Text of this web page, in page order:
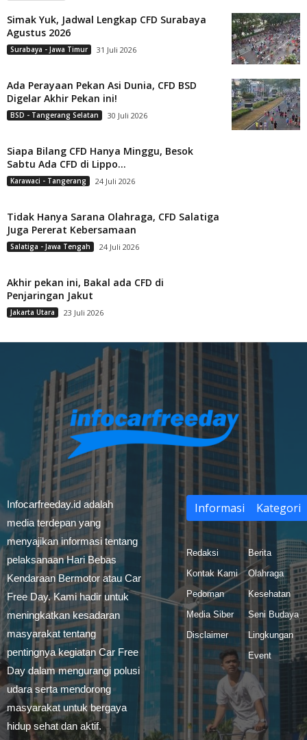
Simak Yuk, Jadwal Lengkap CFD Surabaya
Agustus 2026
Surabaya - Jawa Timur 31 Juli 2026
Ada Perayaan Pekan Asi Dunia, CFD BSD
Digelar Akhir Pekan ini!
BSD - Tangerang Selatan 30 Juli 2026
Siapa Bilang CFD Hanya Minggu, Besok
Sabtu Ada CFD di Lippo...
Karawaci - Tangerang 24 Juli 2026
Tidak Hanya Sarana Olahraga, CFD Salatiga
Juga Pererat Kebersamaan
Salatiga - Jawa Tengah 24 Juli 2026
Akhir pekan ini, Bakal ada CFD di
Penjaringan Jakut
Jakarta Utara 23 Juli 2026
Infocarfreeday.id adalah
media terdepan yang
menyajikan informasi tentang
pelaksanaan Hari Bebas
Kendaraan Bermotor atau Car
Free Day. Kami hadir untuk
meningkatkan kesadaran
masyarakat tentang
pentingnya kegiatan Car Free
Day dalam mengurangi polusi
udara serta mendorong
masyarakat untuk bergaya
hidup sehat dan aktif.
Informasi
Redaksi
Kontak Kami
Pedoman
Media Siber
Disclaimer
Kategori
Berita
Olahraga
Kesehatan
Seni Budaya
Lingkungan
Event